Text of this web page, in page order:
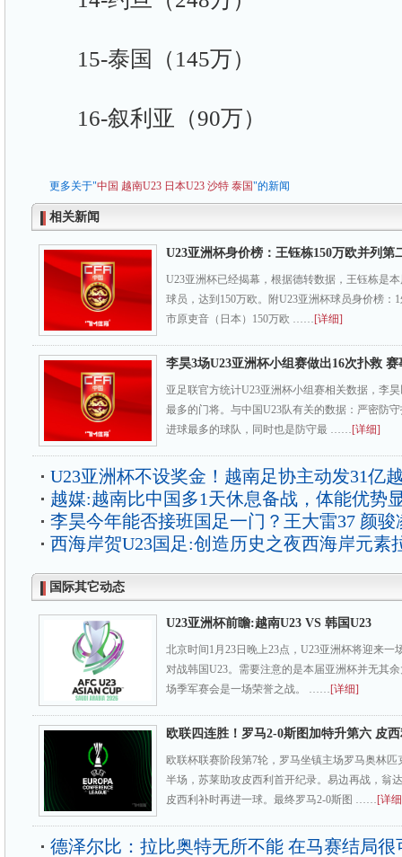
15-泰国（145万）
16-叙利亚（90万）
更多关于"中国 越南U23 日本U23 沙特 泰国"的新闻
相关新闻
U23亚洲杯身价榜：王钰栋150万欧并列第
U23亚洲杯已经揭幕，根据德转数据，王钰栋是
球员，达到150万欧。附U23亚洲杯球员身价榜：
市原吏音（日本）150万欧 ……[详细]
李昊3场U23亚洲杯小组赛做出16次扑救 赛
亚足联官方统计U23亚洲杯小组赛相关数据，李
最多的门将。与中国U23队有关的数据：严密防
进球最多的球队，同时也是防守最 ……[详细]
U23亚洲杯不设奖金！越南足协主动发31亿
越媒:越南比中国多1天休息备战，体能优势
李昊今年能否接班国足一门？王大雷37 颜骏
西海岸贺U23国足:创造历史之夜西海岸元素
国际其它动态
U23亚洲杯前瞻:越南U23 VS 韩国U23
北京时间1月23日晚上23点，U23亚洲杯将迎来一
对战韩国U23。需要注意的是本届亚洲杯并无其
场季军赛会是一场荣誉之战。 ……[详细]
欧联四连胜！罗马2-0斯图加特升第六 皮
欧联杯联赛阶段第7轮，罗马坐镇主场罗马奥林
半场，苏莱助攻皮西利首开纪录。易边再战，翁
皮西利补时再进一球。最终罗马2-0斯图 ……[详
德泽尔比：拉比奥特无所不能 在马赛结局很